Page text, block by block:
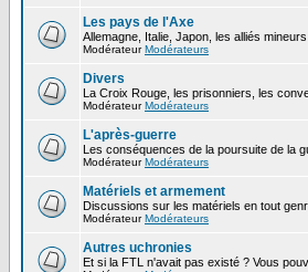
Les pays de l'Axe
Allemagne, Italie, Japon, les alliés
ModérateurModérateurs
Divers
La Croix Rouge, les prisonniers, les
ModérateurModérateurs
L'après-guerre
Les conséquences de la poursuite de la
ModérateurModérateurs
Matériels et armement
Discussions sur les matériels en tout
ModérateurModérateurs
Autres uchronies
Et si la FTL n'avait pas existé ? Vous